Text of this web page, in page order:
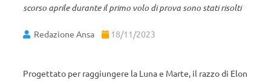
scorso aprile durante il primo volo di prova sono stati risolti
Redazione Ansa 18/11/2023
Progettato per raggiungere la Luna e Marte, il razzo di Elon